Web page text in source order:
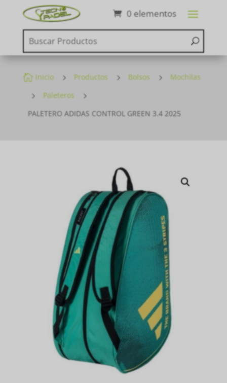
0 elementos
 Inicio 5 Productos 5 Bolsos 5 Mochilas
5 Paleteros 5
PALETERO ADIDAS CONTROL GREEN 3.4 2025